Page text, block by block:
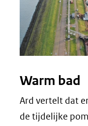
Warm bad
Ard vertelt dat
de tijdelijke